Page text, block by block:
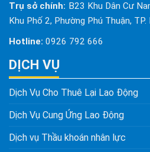
Trụ sở chính: B23 Khu Dân Cư
Khu Phố 2, Phường Phú Thuận, TP.
Hotline: 0926 792 666
DỊCH VỤ
Dịch Vụ Cho Thuê Lại Lao Động
Dịch Vụ Cung Ứng Lao Động
Dịch vụ Thầu khoán nhân lực